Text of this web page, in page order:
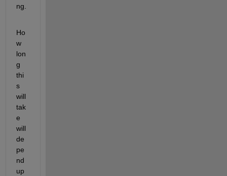
ng.
Ho
w
lon
g
thi
s
will
tak
e
will
de
pe
nd
up